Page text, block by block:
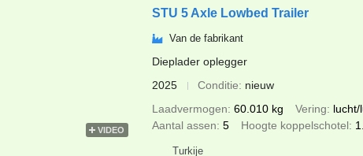
VIDEO
STU 5 Axle Lowbed Trailer
Van de fabrikant
Dieplader oplegger
2025
Conditie
nieuw
Laadvermogen 60.010 kg Vering lucht/
Aantal assen 5 Hoogte koppelschotel
Turkije